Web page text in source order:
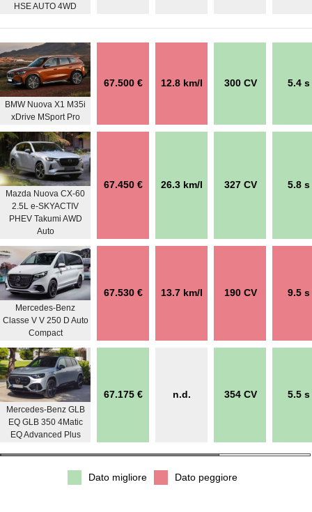
HSE AUTO 4WD
BMW Nuova X1 M35i
xDrive MSport Pro
67.500 € 12.8 km/l 300 CV 5.4 s
Mazda Nuova CX-60
2.5L e-SKYACTIV
PHEV Takumi AWD
Auto
67.450 € 26.3 km/l 327 CV 5.8 s
Mercedes-Benz
Classe V V 250 D Auto
Compact
67.530 € 13.7 km/l 190 CV 9.5 s
Mercedes-Benz GLB
EQ GLB 350 4Matic
EQ Advanced Plus
67.175 € n.d. 354 CV 5.5 s
Dato migliore Dato peggiore